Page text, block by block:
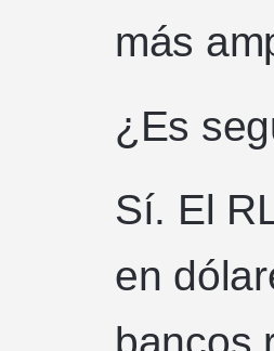
más
¿Es
Sí. El
en